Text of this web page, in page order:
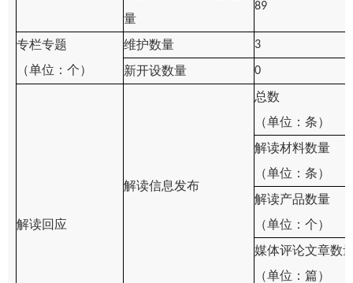
量
89
专栏专题
（单位：个）
维护数量 3
新开设数量 0
解读回应
解读信息发布
总数
（单位：条）
解读材料数量
（单位：条）
解读产品数量
（单位：个）
媒体评论文章数
（单位：篇）